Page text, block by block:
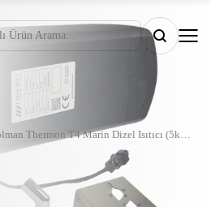
Coolman Thermon T4 Marin Dizel Isıtıcı (5kW – 12/24V)